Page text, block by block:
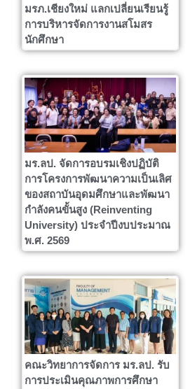
มรภ.เชียงใหม่ แลกเปลี่ยนเรียนรู้
การบริหารจัดการงานสโมสร
นักศึกษา
มร.ลป. จัดการอบรมเชิงปฏิบัติ
การโครงการพัฒนาความเป็นเลิศ
ของสถาบันอุดมศึกษาและพัฒนา
กำลังคนขั้นสูง (Reinventing
University) ประจำปีงบประมาณ
พ.ศ. 2569
คณะวิทยาการจัดการ มร.ลป. รับ
การประเมินคุณภาพการศึกษา